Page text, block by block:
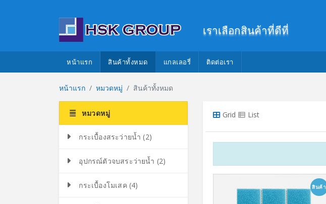
เราเลือกสินค้าที่ดีที่สุดสำหร
หน้าแรก สินค้าทั้งหมด แกลเลอรี่ ติดต่อเรา
หน้าแรก หมวดหมู่ สินค้าทั้งหมด
หมวดหมู่
กระเบื้องสระว่ายน้ำ (2)
อุปกรณ์ตัวจบสระว่ายน้ำ (2)
กระเบื้องโมเสค (4)
Grid List
สินค้า